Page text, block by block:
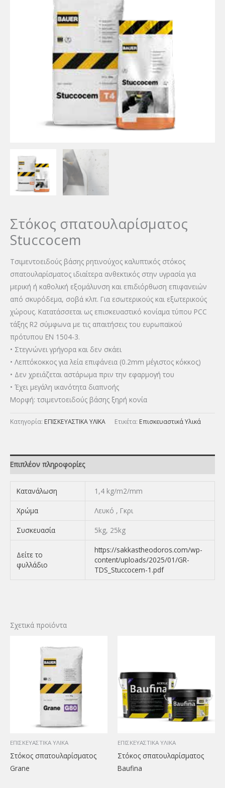
Στόκος σπατουλαρίσματος
Stuccocem
Tσιμεντοειδούς βάσης ρητινούχος καλυπτικός στόκος
σπατουλαρίσματος ιδιαίτερα ανθεκτικός στην υγρασία για
μερική ή καθολική εξομάλυνση και επιδιόρθωση επιφανειών
από σκυρόδεμα, σοβά κλπ. Για εσωτερικούς και εξωτερικούς
χώρους. Κατατάσσεται ως επισκευαστικό κονίαμα τύπου PCC
τάξης R2 σύμφωνα με τις απαιτήσεις του ευρωπαϊκού
πρότυπου ΕΝ 1504-3.
• Στεγνώνει γρήγορα και δεν σκάει
• Λεπτόκοκκος για λεία επιφάνεια (0.2mm μέγιστος κόκκος)
• Δεν χρειάζεται αστάρωμα πριν την εφαρμογή του
• Έχει μεγάλη ικανότητα διαπνοής
Μορφή: τσιμεντοειδούς βάσης ξηρή κονία
Κατηγορία: ΕΠΙΣΚΕΥΑΣΤΙΚΑ ΥΛΙΚΑ Ετικέτα: Επισκευαστικά Υλικά
Επιπλέον πληροφορίες
Κατανάλωση 1,4 kg/m2/mm
Χρώμα Λευκό , Γκρι
Συσκευασία 5kg, 25kg
Δείτε το
φυλλάδιο
https://sakkastheodoros.com/wp-
content/uploads/2025/01/GR-
TDS_Stuccocem-1.pdf
Σχετικά προϊόντα
ΕΠΙΣΚΕΥΑΣΤΙΚΑ ΥΛΙΚΑ
Στόκος σπατουλαρίσματος
Grane
ΕΠΙΣΚΕΥΑΣΤΙΚΑ ΥΛΙΚΑ
Στόκος σπατουλαρίσματος
Baufina